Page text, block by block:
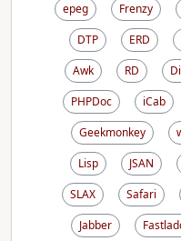
epeg
Frenzy
DTP
ERD
Awk
RD
PHPDoc
iCab
Geekmonkey
Lisp
JSAN
SLAX
Safari
Jabber